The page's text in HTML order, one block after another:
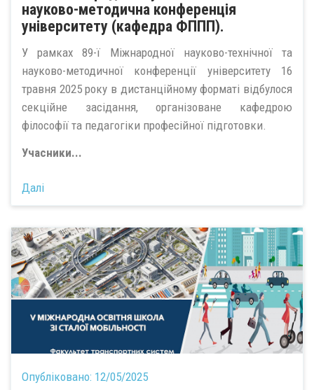
науково-методична конференція
університету (кафедра ФППП).
У рамках 89-ї Міжнародної науково-технічної та
науково-методичної конференції університету 16
травня 2025 року в дистанційному форматі відбулося
секційне засідання, організоване кафедрою
філософії та педагогіки професійної підготовки.
Учасники...
Далі
Опубліковано: 12/05/2025